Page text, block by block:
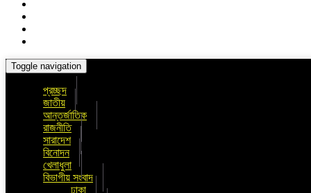
Toggle navigation
প্রচ্ছদ
জাতীয়
আন্তর্জাতিক
রাজনীতি
সারাদেশ
বিনোদন
খেলাধুলা
বিভাগীয় সংবাদ
ঢাকা